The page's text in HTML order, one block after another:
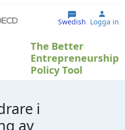
Swedish User
Logga in
The Better
Entrepreneurship
Policy Tool
i
av